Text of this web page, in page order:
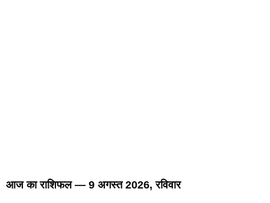
आज का राशिफल — 9 अगस्त 2026, रविवार